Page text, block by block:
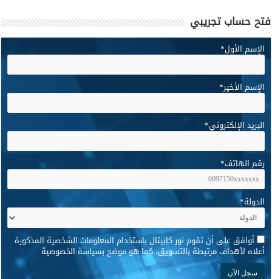
فتح حساب تجريبي
الإسم الأول*
الإسم الأخير*
البريد الإلكتروني*
رقم الهاتف*
الدولة*
* أوافق على أن تقوم نور كابيتال باستخدام المعلومات الشخصية المذكورة
أعلاه لأهداف مرتبطة بالتسويق، كما هو موضح بسياسة الخصوصية